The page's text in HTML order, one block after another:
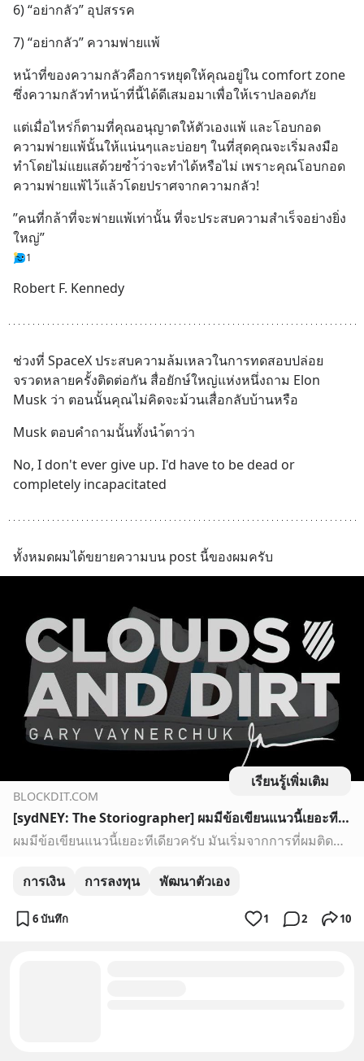
6) “อย่ากลัว” อุปสรรค
7) “อย่ากลัว” ความพ่ายแพ้
หน้าที่ของความกลัวคือการหยุดให้คุณอยู่ใน comfort zone
ซึ่งความกลัวทำหน้าที่นี้ได้ดีเสมอมาเพื่อให้เราปลอดภัย
แต่เมื่อไหร่ก็ตามที่คุณอนุญาตให้ตัวเองแพ้ และโอบกอด
ความพ่ายแพ้นั้นให้แน่นๆและบ่อยๆ ในที่สุดคุณจะเริ่มลงมือ
ทำโดยไม่แยแสด้วยซำ้ว่าจะทำได้หรือไม่ เพราะคุณโอบกอด
ความพ่ายแพ้ไว้แล้วโดยปราศจากความกลัว!
”คนที่กล้าที่จะพ่ายแพ้เท่านั้น ที่จะประสบความสำเร็จอย่างยิ่ง
ใหญ่”
1
Robert F. Kennedy
ช่วงที่ SpaceX ประสบความล้มเหลวในการทดสอบปล่อย
จรวดหลายครั้งติดต่อกัน สื่อยักษ์ใหญ่แห่งหนึ่งถาม Elon
Musk ว่า ตอนนั้นคุณไม่คิดจะม้วนเสื่อกลับบ้านหรือ
Musk ตอบคำถามนั้นทั้งนำ้ตาว่า
No, I don't ever give up. I'd have to be dead or
completely incapacitated
ทั้งหมดผมได้ขยายความบน post นี้ของผมครับ
เรียนรู้เพิ่มเติม
BLOCKDIT.COM
[sydNEY: The Storiographer] ผมมีข้อเขียนแนวนี้เยอะทีเดียวครับ มันเริ่มจากการที่ผมติดตามคลิปของ GaryVee บน Youtube และประสบการณ์ชีวิตอีกหลากหลายที่ผมเจอมาด้วยตัวเอง ลองศึกษาแนวคิดต่างๆได้จาก posts ของผมครับ
ผมมีข้อเขียนแนวนี้เยอะทีเดียวครับ มันเริ่มจากการที่ผมติดตามคลิปของ GaryVee บน Youtube และประสบการณ์ชีวิตอีกหลากหลายที่ผมเจอมาด้วยตัวเอง ลองศึกษาแนวคิดต่างๆได้จาก posts ของผมครับ
การเงิน การลงทุน พัฒนาตัวเอง
6 บันทึก 1 2 10